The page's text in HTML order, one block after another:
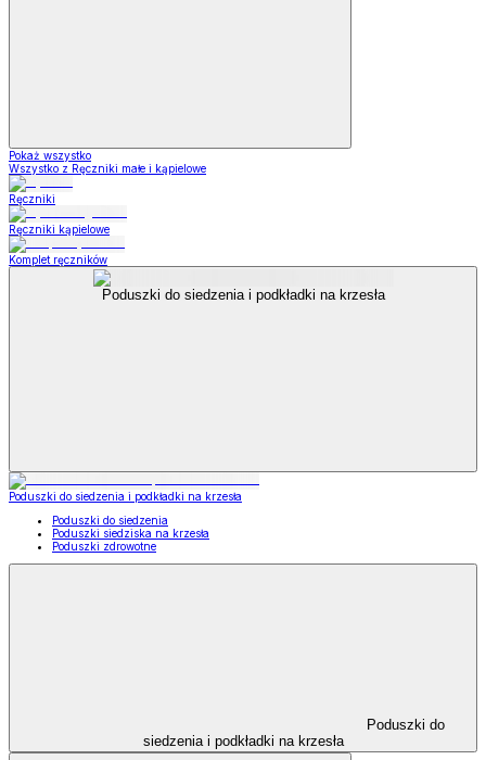
Pokaż wszystko
Wszystko z Ręczniki małe i kąpielowe
Ręczniki
Ręczniki kąpielowe
Komplet ręczników
Poduszki do siedzenia i podkładki na krzesła
Poduszki do siedzenia i podkładki na krzesła
Poduszki do siedzenia
Poduszki siedziska na krzesła
Poduszki zdrowotne
Poduszki do
siedzenia i podkładki na krzesła